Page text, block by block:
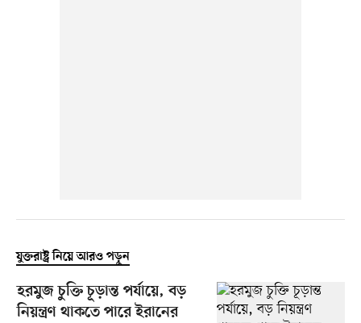
যুক্তরাষ্ট্র নিয়ে আরও পড়ুন
হরমুজ চুক্তি চূড়ান্ত পর্যায়ে, বড়
নিয়ন্ত্রণ থাকতে পারে ইরানের